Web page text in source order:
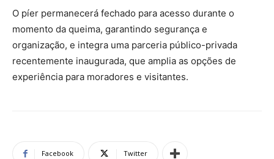
O píer permanecerá fechado para acesso durante o
momento da queima, garantindo segurança e
organização, e integra uma parceria público-privada
recentemente inaugurada, que amplia as opções de
experiência para moradores e visitantes.
Facebook Twitter